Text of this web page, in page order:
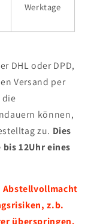
Werktage
DHL oder DPD,
Versand per
die
können,
zu. Dies
12Uhr eines
Abstellvollmacht
z.b.